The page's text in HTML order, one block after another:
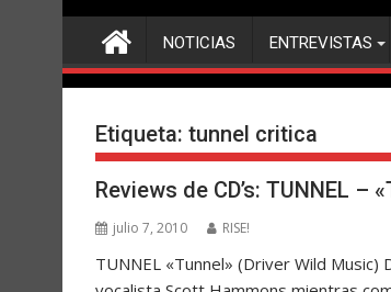
NOTICIAS ENTREVISTAS
Etiqueta: tunnel critica
Reviews de CD’s: TUNNEL –
julio 7, 2010 RISE!
TUNNEL «Tunnel» (Driver Wild Music)